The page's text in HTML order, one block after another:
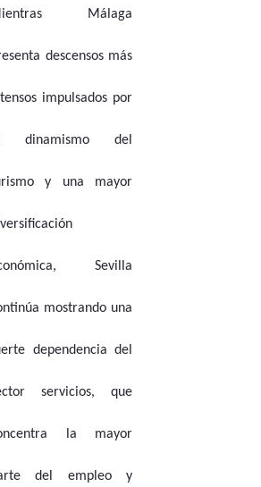
Málaga
descensos más
impulsados por
dinamismo del
y una mayor
Sevilla
mostrando una
dependencia del
servicios, que
la mayor
del empleo y